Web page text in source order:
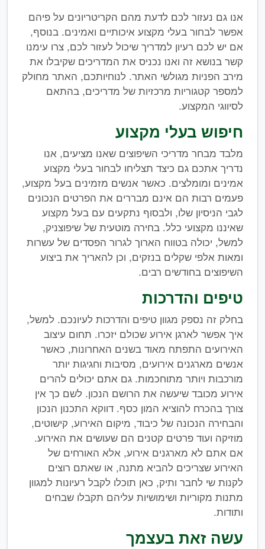
אנו גם נעזור לכם לדעת מהם הקריטריונים על פיהם
אפשר לבחור בעלי מקצוע איכותיים ואמינים. בנוסף,
אם יש לכם רעיון למדריך שיכול לעזור לכם, צרו עימנו
קשר בנושא זה ואנו נכניס את המדריכים שקיבלו את
מירב הפניות מגולשי האתר. לנוחיותכם, האתר מחולק
למספר קטגוריות מרכזיות של מדריכים, בהתאם
לסיווגי המקצוע.
חיפוש בעלי מקצוע
מלבד מבחר מדריכי השיפוצים שאנו מציעים, אנו
נדריך אתכם גם כיצד תצליחו לבחור בעלי מקצוע
אמינים ומומלצים. כאשר אנשים מזמינים בעל מקצוע,
פעמים רבות הם אינם מבררים את הפרטים הנכונים
לגבי הניסיון שלו, ולבסוף נתקעים עם בעל מקצוע
שאיננו מקצועי כלל. בחירה מוטעית של שיפוצניק,
למשל, יכולה בטווח הארוך לגרור הפסדים של עשרות
ומאות אלפי שקלים בנזקים, וכן להאריך את ביצוע
השיפוצים בחודשים רבים.
טיפים והדרכות
בחלק זה נספק מגוון טיפים והדרכות לעיונכם. למשל,
איך אפשר לארגן אירוע שכולם יזכרו. תחום עיצוב
האירועים התפתח מאוד בשנים האחרונות, כאשר
אנשים מארגנים אירועים, מסיבות וחגיגות יותר
מורכבות ויותר מתוחכמות. גם אתם יכולים להרים
אירוע מכובד שיעשה את הרושם הנכון. לשם כך אין
צורך בהכרח להוציא המון כסף. דווקא התכנון הנכון
והבחירה הנכונה של כיבוד, מיקום האירוע, קישוטים,
מוזיקה ועוד פרטים קטנים הם שעושים את האירוע.
אם אתם לא מארגנים אירוע, אלא האורחים של
האירוע שצריכים להביא מתנה, או שאתם רוצים
לקנות שי לחבר ותיק, כאן תוכלו לקבל רעיונות למגוון
מתנות מקוריות ושימושיות עליהם תקבלו שבחים
ותודות.
עשה זאת בעצמך